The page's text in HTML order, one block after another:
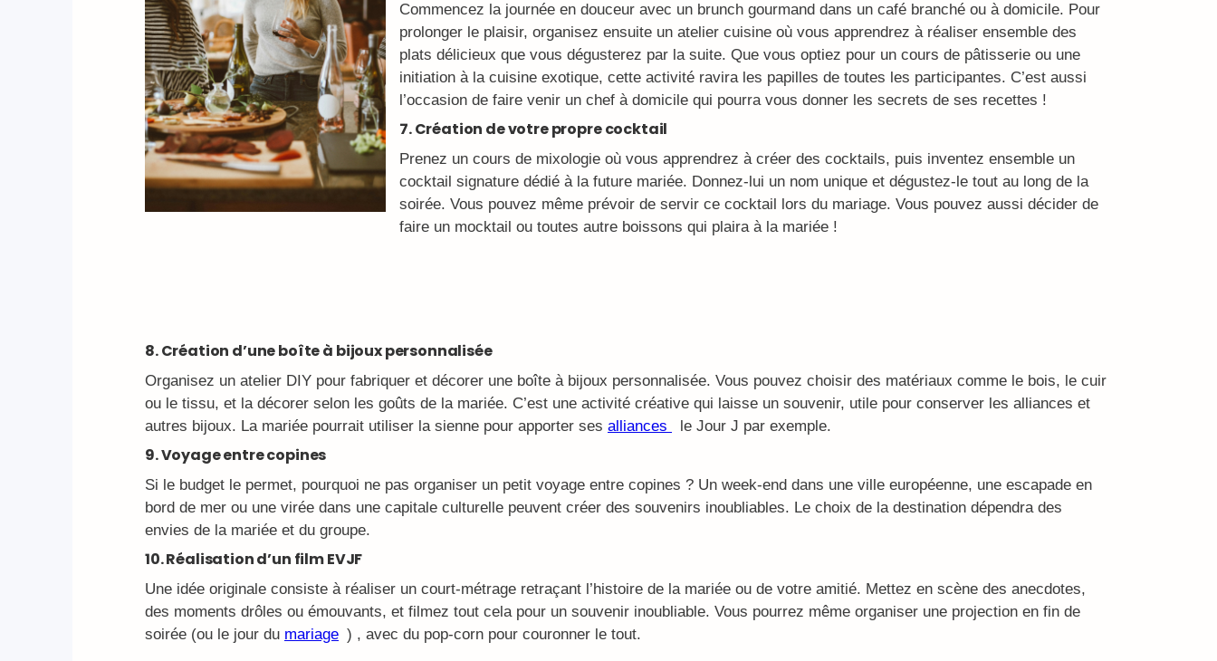
Commencez la journée en douceur avec un brunch gourmand dans un café branché ou à domicile. Pour
prolonger le plaisir, organisez ensuite un atelier cuisine où vous apprendrez à réaliser ensemble des
plats délicieux que vous dégusterez par la suite. Que vous optiez pour un cours de pâtisserie ou une
initiation à la cuisine exotique, cette activité ravira les papilles de toutes les participantes. C’est aussi
l’occasion de faire venir un chef à domicile qui pourra vous donner les secrets de ses recettes !
7. Création de votre propre cocktail
Prenez un cours de mixologie où vous apprendrez à créer des cocktails, puis inventez ensemble un
cocktail signature dédié à la future mariée. Donnez-lui un nom unique et dégustez-le tout au long de la
soirée. Vous pouvez même prévoir de servir ce cocktail lors du mariage. Vous pouvez aussi décider de
faire un mocktail ou toutes autre boissons qui plaira à la mariée !
8. Création d’une boîte à bijoux personnalisée
Organisez un atelier DIY pour fabriquer et décorer une boîte à bijoux personnalisée. Vous pouvez choisir des matériaux comme le bois, le cuir
ou le tissu, et la décorer selon les goûts de la mariée. C’est une activité créative qui laisse un souvenir, utile pour conserver les alliances et
autres bijoux. La mariée pourrait utiliser la sienne pour apporter ses alliances le Jour J par exemple.
9. Voyage entre copines
Si le budget le permet, pourquoi ne pas organiser un petit voyage entre copines ? Un week-end dans une ville européenne, une escapade en
bord de mer ou une virée dans une capitale culturelle peuvent créer des souvenirs inoubliables. Le choix de la destination dépendra des
envies de la mariée et du groupe.
10. Réalisation d’un film EVJF
Une idée originale consiste à réaliser un court-métrage retraçant l’histoire de la mariée ou de votre amitié. Mettez en scène des anecdotes,
des moments drôles ou émouvants, et filmez tout cela pour un souvenir inoubliable. Vous pourrez même organiser une projection en fin de
soirée (ou le jour du mariage ) , avec du pop-corn pour couronner le tout.